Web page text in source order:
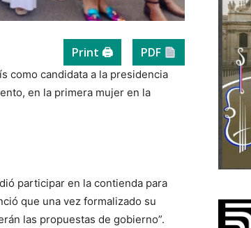
Print 🖨 PDF
como candidata a la presidencia
en la primera mujer en la
participar en la contienda para
que una vez formalizado su
las propuestas de gobierno”.